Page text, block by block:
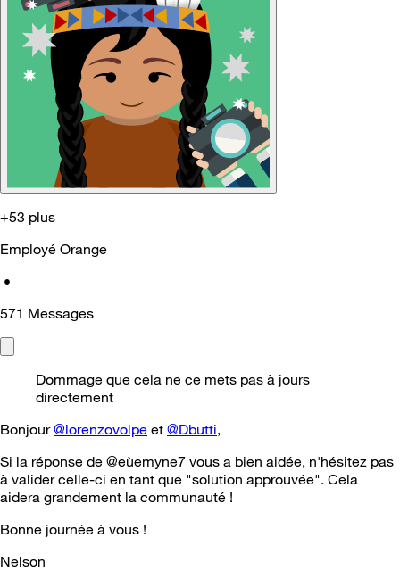
+53 plus
Employé Orange
•
571 Messages
Dommage que cela ne ce mets pas à jours
directement
Bonjour@lorenzovolpe et @Dbutti,
Si la réponse de @eùemyne7 vous a bien aidée, n'hésitez pas
à valider celle-ci en tant que "solution approuvée". Cela
aidera grandement la communauté !
Bonne journée à vous !
Nelson